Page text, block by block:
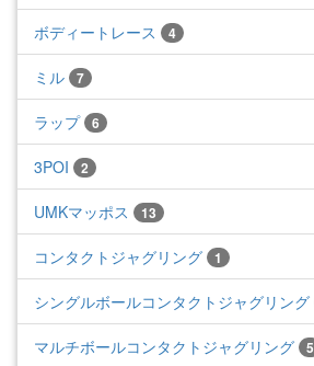
ボディートレース 4
ミル 7
ラップ 6
3POI 2
UMKマッポス 13
コンタクトジャグリング 1
シングルボールコンタクトジャグリング
マルチボールコンタクトジャグリング 5